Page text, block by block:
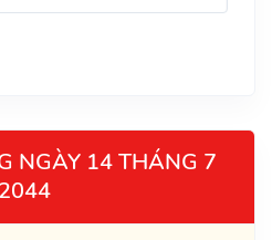
NGÀY 14 THÁNG 7
2044